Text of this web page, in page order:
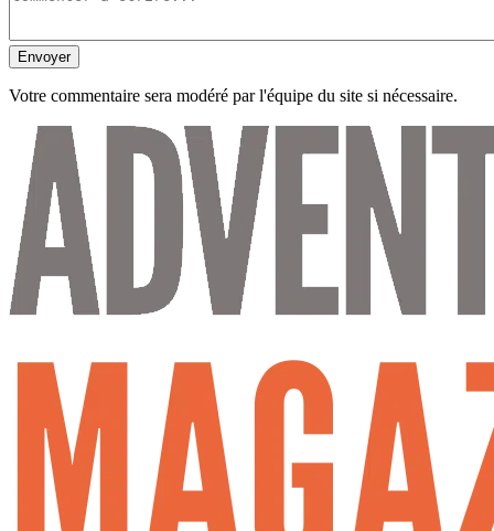
Envoyer
Votre commentaire sera modéré par l'équipe du site si nécessaire.